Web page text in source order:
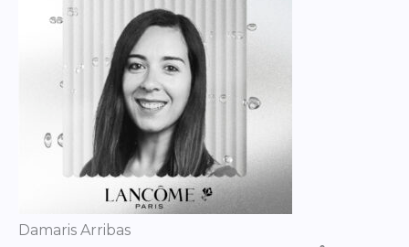
Damaris Arribas